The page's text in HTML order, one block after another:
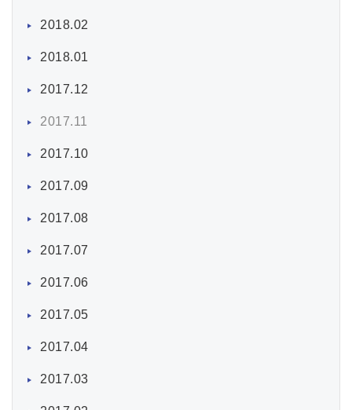
2018.02
2018.01
2017.12
2017.11
2017.10
2017.09
2017.08
2017.07
2017.06
2017.05
2017.04
2017.03